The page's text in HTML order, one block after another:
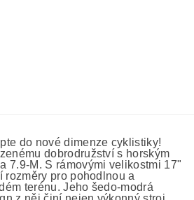
do nové dimenze cyklistiky!
dobrodružství s horským
7.9-M. S rámovými velikostmi 17"
pro pohodlnou a
terénu. Jeho šedo-modrá